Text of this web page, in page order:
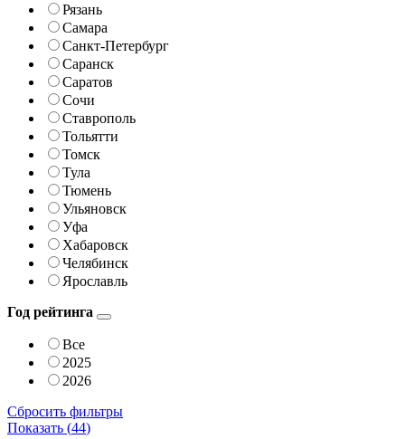
Рязань
Самара
Санкт-Петербург
Саранск
Саратов
Сочи
Ставрополь
Тольятти
Томск
Тула
Тюмень
Ульяновск
Уфа
Хабаровск
Челябинск
Ярославль
Год рейтинга
Все
2025
2026
Сбросить фильтры
Показать (44)